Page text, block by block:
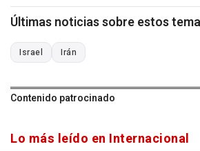
Últimas noticias sobre estos
Israel Irán
Contenido patrocinado
Lo más leído en Internacional